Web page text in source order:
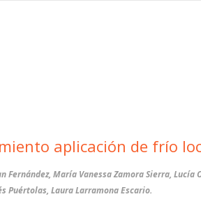
aplicación de frío
Fernández, María Vanessa Zamora Sierra, Lucía
Puértolas, Laura Larramona Escario.